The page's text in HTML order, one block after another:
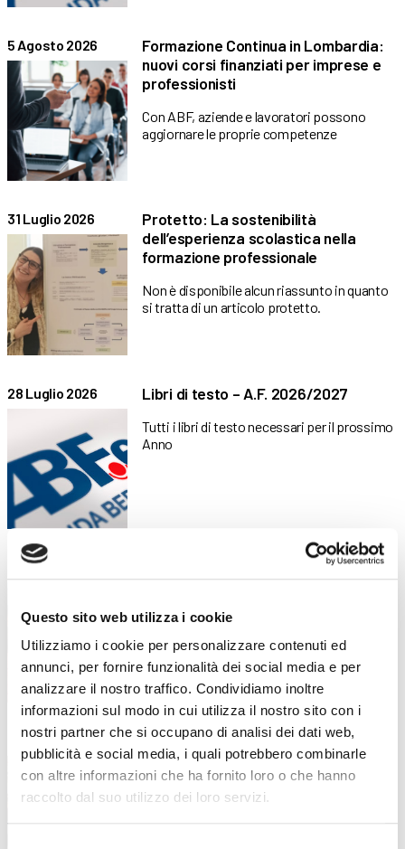
Questo sito web utilizza i cookie
Utilizziamo i cookie per personalizzare contenuti ed
annunci, per fornire funzionalità dei social media e per
analizzare il nostro traffico. Condividiamo inoltre
informazioni sul modo in cui utilizza il nostro sito con i
nostri partner che si occupano di analisi dei dati web,
pubblicità e social media, i quali potrebbero combinarle
con altre informazioni che ha fornito loro o che hanno
raccolto dal suo utilizzo dei loro servizi.
5 Agosto 2026
Formazione Continua in Lombardia:
nuovi corsi finanziati per imprese e
professionisti
Con ABF, aziende e lavoratori possono
aggiornare le proprie competenze
31 Luglio 2026
Protetto: La sostenibilità
dell’esperienza scolastica nella
formazione professionale
Non è disponibile alcun riassunto in quanto
si tratta di un articolo protetto.
28 Luglio 2026 Libri di testo – A.F. 2026/2027
Tutti i libri di testo necessari per il prossimo
Anno
17 Luglio 2026
Piano di formazione estiva: diverse
attività dedicate all’aggiornamento e
Competenze, innovazione e benessere: il
piano formativo che ha accompagnato
16 Luglio 2026
“Stare bene oggi per stare meglio
domani”: la formazione dei docenti
parte dal benessere